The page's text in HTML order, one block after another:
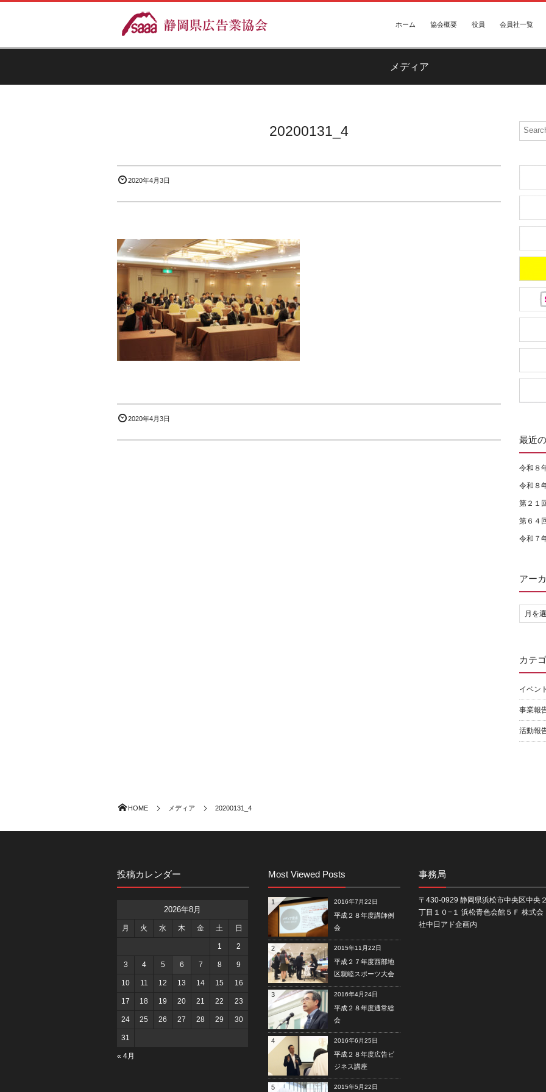
ホーム 協会概要 役員 会員社一覧
メディア
20200131_4
2020年4月3日
2020年4月3日
最近
令和８
令和８
第２１
第６４
令和７
アー
カテ
イベント
事業報
活動報
HOME メディア 20200131_4
投稿カレンダー
2026年8月
月 火 水 木 金 土 日
« 4月
1 2
3 4 5 6 7 8 9
10 11 12 13 14 15 16
17 18 19 20 21 22 23
24 25 26 27 28 29 30
31
Most Viewed Posts
2016年7月22日
平成２８年度講師例
会
1
2015年11月22日
平成２７年度西部地
区親睦スポーツ大会
2
2016年4月24日
平成２８年度通常総
会
3
2016年6月25日
平成２８年度広告ビ
ジネス講座
4
2015年5月22日
5
事務局
〒430-0929 静岡県浜松市中央区中央２
丁目１０−１ 浜松青色会館５Ｆ 株式会
社中日アド企画内